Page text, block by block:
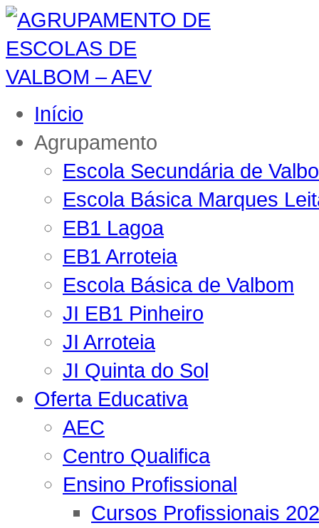
Início
Agrupamento
Escola Secundária de
Escola Básica Marques
EB1 Lagoa
EB1 Arroteia
Escola Básica de Valbom
JI EB1 Pinheiro
JI Arroteia
JI Quinta do Sol
Oferta Educativa
AEC
Centro Qualifica
Ensino Profissional
Cursos Profissionais